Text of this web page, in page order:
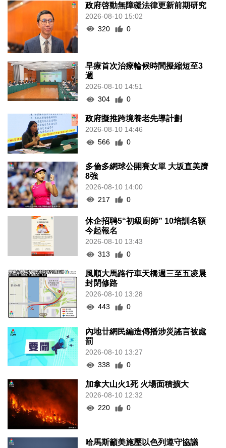
政府啓動無障礙法律更新前期研究
2026-08-10 15:02
320
0
早療首次治療輪候時間擬縮短至3
週
2026-08-10 14:51
304
0
政府擬推跨境養老先導計劃
2026-08-10 14:46
566
0
多倫多網球公開賽女單 大坂直美躋
8強
2026-08-10 14:00
217
0
休企招聘5“初級廚師” 10培訓名額
今起報名
2026-08-10 13:43
313
0
風順大馬路行車天橋週三至五凌晨
封閉修路
2026-08-10 13:28
443
0
內地廿網民編造傳播涉災謠言被處
罰
2026-08-10 13:27
338
0
加拿大山火1死 火場面積擴大
2026-08-10 12:32
220
0
哈馬斯籲美施壓以色列遵守協議